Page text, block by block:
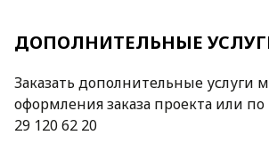
ДОПОЛНИТЕЛЬНЫЕ
Заказать дополнительные услуги
оформления заказа проекта или
29 120 62 20